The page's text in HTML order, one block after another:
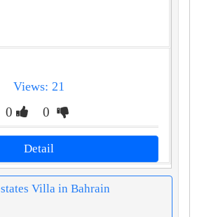
Views: 21
0 0
Detail
Villa in Bahrain